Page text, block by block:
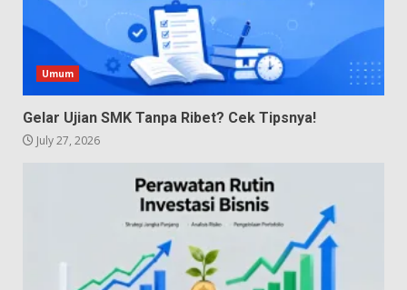
Umum
Gelar Ujian SMK Tanpa Ribet? Cek Tipsnya!
July 27, 2026